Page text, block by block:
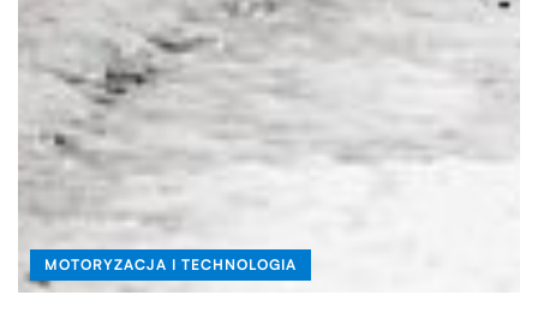
MOTORYZACJA I TECHNOLOGIA